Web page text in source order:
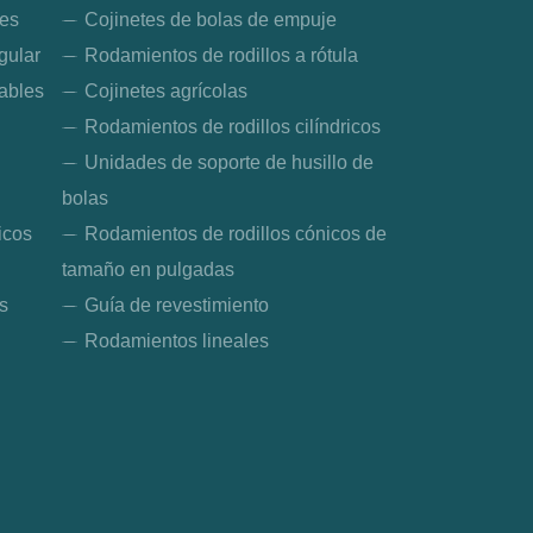
Cojinetes de bolas de empuje
Rodamientos de rodillos a rótula
Cojinetes agrícolas
Rodamientos de rodillos cilíndricos
Unidades de soporte de husillo de
bolas
Rodamientos de rodillos cónicos de
tamaño en pulgadas
Guía de revestimiento
Rodamientos lineales